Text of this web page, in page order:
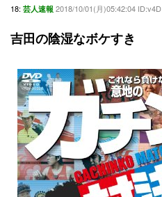
18: 芸人速報 2018/10/01(月)05:42:04 ID:v4D
吉田の陰湿なボケすき